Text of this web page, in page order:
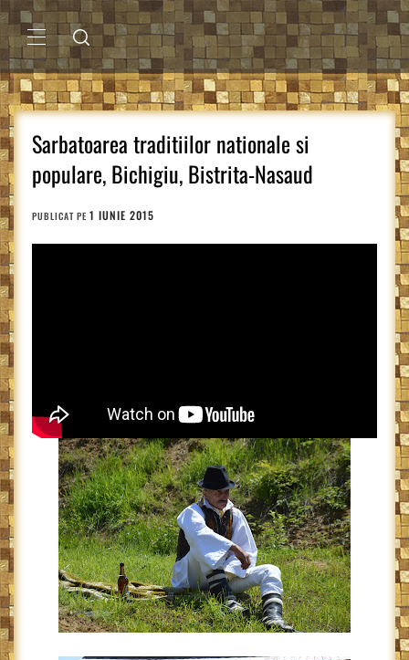
Sari
la
conținutMENIU
PRINCIPAL
Sarbatoarea traditiilor nationale si
populare, Bichigiu, Bistrita-Nasaud
PUBLICAT PE 1 IUNIE 2015